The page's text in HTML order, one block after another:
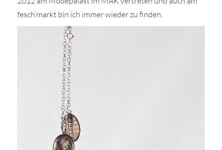
fesch’markt bin ich immer wieder zu finden.